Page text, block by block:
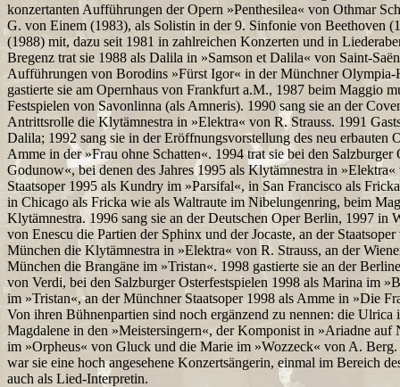
konzertanten Aufführungen der Opern »Penthesilea« von Othmar
G. von Einem (1983), als Solistin in der 9. Sinfonie von Beethoven
(1988) mit, dazu seit 1981 in zahlreichen Konzerten und in
Bregenz trat sie 1988 als Dalila in »Samson et Dalila« von Saint-
Aufführungen von Borodins »Fürst Igor« in der Münchner
gastierte sie am Opernhaus von Frankfurt a.M., 1987 beim Maggio
Festspielen von Savonlinna (als Amneris). 1990 sang sie an der
Antrittsrolle die Klytämnestra in »Elektra« von R. Strauss. 1991
Dalila; 1992 sang sie in der Eröffnungsvorstellung des neu erbauten
Amme in der »Frau ohne Schatten«. 1994 trat sie bei den
Godunow«, bei denen des Jahres 1995 als Klytämnestra in
Staatsoper 1995 als Kundry im »Parsifal«, in San Francisco als
in Chicago als Fricka wie als Waltraute im Nibelungenring, beim
Klytämnestra. 1996 sang sie an der Deutschen Oper Berlin, 1997 in
von Enescu die Partien der Sphinx und der Jocaste, an der
München die Klytämnestra in »Elektra« von R. Strauss, an der
München die Brangäne im »Tristan«. 1998 gastierte sie an der
von Verdi, bei den Salzburger Osterfestspielen 1998 als Marina im
im »Tristan«, an der Münchner Staatsoper 1998 als Amme in »Die
Von ihren Bühnenpartien sind noch ergänzend zu nennen: die
Magdalene in den »Meistersingern«, der Komponist in »Ariadne auf
im »Orpheus« von Gluck und die Marie im »Wozzeck« von A.
war sie eine hoch angesehene Konzertsängerin, einmal im Bereich
auch als Lied-Interpretin.